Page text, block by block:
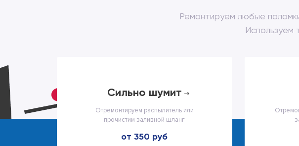
Ремонтируем любые
Используем
cильно шумит
Отремонтируем распылитель или
прочистим заливной шланг
от 350 руб